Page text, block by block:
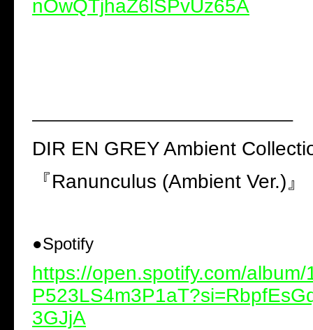
nOwQTjhaZ6lSPvUz65A
———————————————–
DIR EN GREY Ambient
『Ranunculus (Ambient Ver.)』
●Spotify
https://open.spotify.com/album/
3GJjA